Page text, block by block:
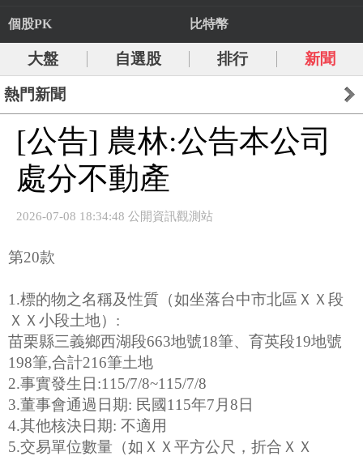
個股PK 比特幣
大盤 自選股 排行 新聞
熱門新聞
[公告] 農林:公告本公司
處分不動產
2026-07-08 18:34:48 公開資訊觀測站
第20款
1.標的物之名稱及性質（如坐落台中市北區ＸＸ段
ＸＸ小段土地）:
苗栗縣三義鄉西湖段663地號18筆、育英段19地號
198筆,合計216筆土地
2.事實發生日:115/7/8~115/7/8
3.董事會通過日期: 民國115年7月8日
4.其他核決日期: 不適用
5.交易單位數量（如ＸＸ平方公尺，折合ＸＸ